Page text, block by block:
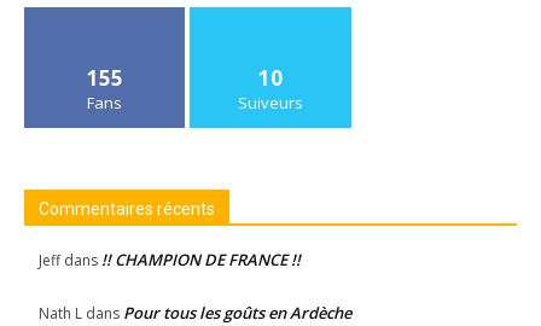
155
Fans
10
Suiveurs
Commentaires récents
Jeffdans !! CHAMPION DE FRANCE !!
Nath L dans Pour tous les goûts en Ardèche